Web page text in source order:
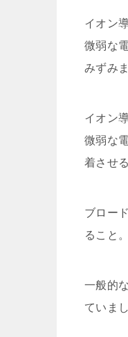
イオン
微弱な
みずみ
イオン
微弱な
着させ
ブロー
ること 。
一般的
ていま